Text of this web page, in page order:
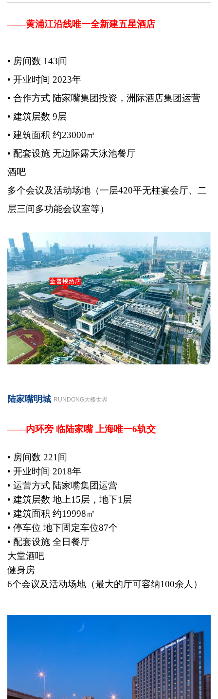
——黄浦江沿线唯一全新建五星酒店
• 房间数 143间
• 开业时间 2023年
• 合作方式 陆家嘴集团投资，洲际酒店集团运营
• 建筑层数 9层
• 建筑面积 约23000㎡
• 配套设施 无边际露天泳池餐厅
酒吧
多个会议及活动场地（一层420平无柱宴会厅、二
层三间多功能会议室等）
陆家嘴明城 RUNDONG大楼世界
——内环旁 临陆家嘴 上海唯一6轨交
• 房间数 221间
• 开业时间 2018年
• 运营方式 陆家嘴集团运营
• 建筑层数 地上15层，地下1层
• 建筑面积 约19998㎡
• 停车位 地下固定车位87个
• 配套设施 全日餐厅
大堂酒吧
健身房
6个会议及活动场地（最大的厅可容纳100余人）